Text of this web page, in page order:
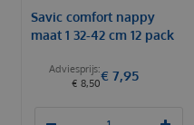
Savic comfort nappy
maat 1 32-42 cm 12 pack
€ 8,50€ 7,95